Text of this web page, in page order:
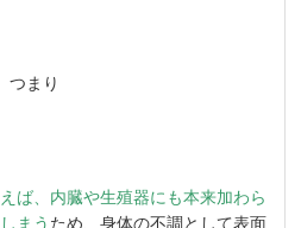
つまり
ば、内臓や生殖器にも本来加わら
まう ため、身体の不調として表面